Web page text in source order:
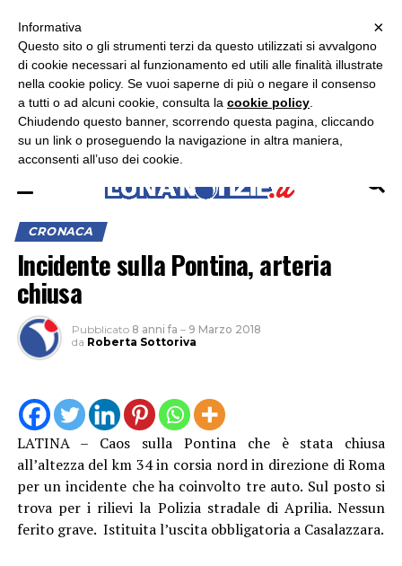
ASCOLTA RADIO LUNA
CRONACA
Incidente sulla Pontina, arteria
chiusa
Pubblicato 8 anni fa – 9 Marzo 2018
da Roberta Sottoriva
LATINA – Caos sulla Pontina che è stata chiusa
all’altezza del km 34 in corsia nord in direzione di Roma
per un incidente che ha coinvolto tre auto. Sul posto si
trova per i rilievi la Polizia stradale di Aprilia. Nessun
ferito grave. Istituita l’uscita obbligatoria a Casalazzara.
×
×
Informativa
Questo sito o gli strumenti terzi da questo utilizzati si avvalgono
di cookie necessari al funzionamento ed utili alle finalità illustrate
nella cookie policy. Se vuoi saperne di più o negare il consenso
a tutti o ad alcuni cookie, consulta la cookie policy
Chiudendo questo banner, scorrendo questa pagina, cliccando
su un link o proseguendo la navigazione in altra maniera,
acconsenti all’uso dei cookie.